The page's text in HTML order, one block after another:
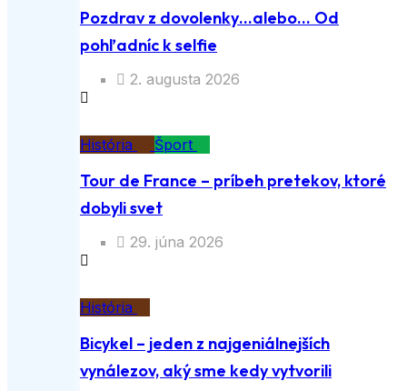
Pozdrav z dovolenky…alebo… Od
pohľadníc k selfie
2. augusta 2026
História Šport
Tour de France – príbeh pretekov, ktoré
dobyli svet
29. júna 2026
História
Bicykel – jeden z najgeniálnejších
vynálezov, aký sme kedy vytvorili